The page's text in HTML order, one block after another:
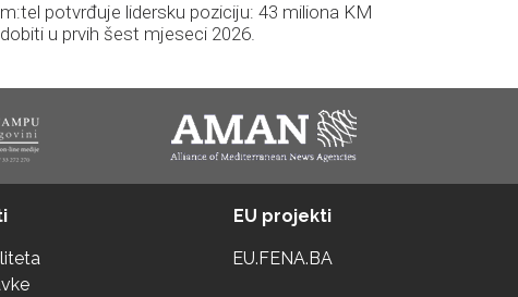
m:tel potvrđuje lidersku poziciju: 43 miliona KM
dobiti u prvih šest mjeseci 2026.
EU projekti
EU.FENA.BA